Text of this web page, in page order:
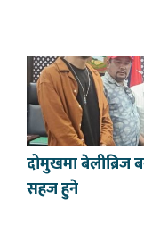
दोमुखमा बेलीब्रिज
सहज हुने